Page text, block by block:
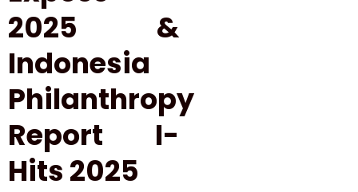
2025 &
Indonesia
Philanthropy
Report I-
Hits 2025